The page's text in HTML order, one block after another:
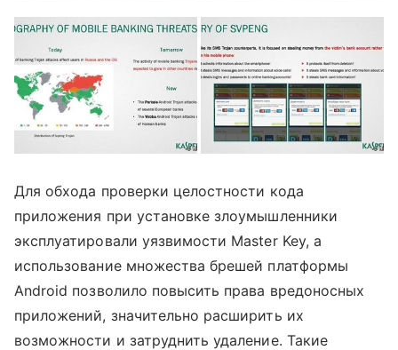
Для обхода проверки целостности кода
приложения при установке злоумышленники
эксплуатировали уязвимости Master Key, а
использование множества брешей платформы
Android позволило повысить права вредоносных
приложений, значительно расширить их
возможности и затруднить удаление. Такие